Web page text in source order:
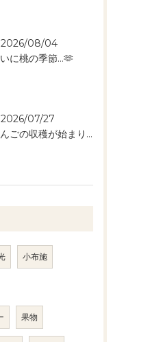
2026/08/04
に桃の季節…🫶
2026/07/27
りんごの収穫が始まりました🧑‍🌾🍎
小布施
果物